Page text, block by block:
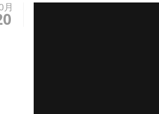
月